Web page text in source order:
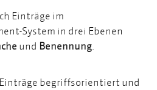
Einträge im
System in drei Ebenen
und Benennung
begriffsorientiert und